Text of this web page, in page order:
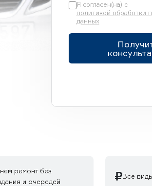
Я согласен(на) с
политикой обработки
данных
ремонт без
и очередей
Все